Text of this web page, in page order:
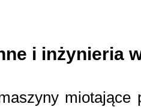
i inżynieria
miotające